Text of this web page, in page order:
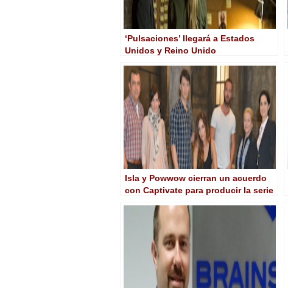
‘Pulsaciones’ llegará a Estados
Unidos y Reino Unido
Isla y Powwow cierran un acuerdo
con Captivate para producir la serie